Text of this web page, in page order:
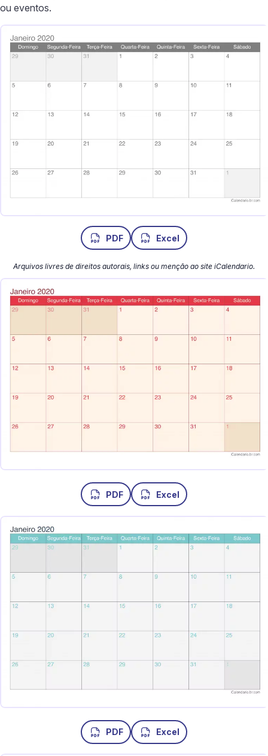
ou eventos.
PDF Excel
Arquivos livres de direitos autorais, links ou menção ao site iCalendario.
PDF Excel
PDF Excel